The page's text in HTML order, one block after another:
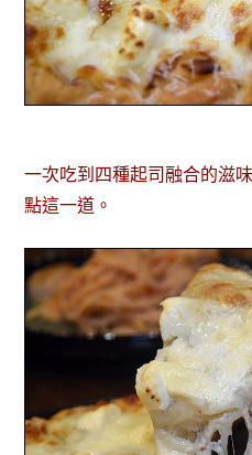
一次吃到四種起司融合的滋
點這一道。